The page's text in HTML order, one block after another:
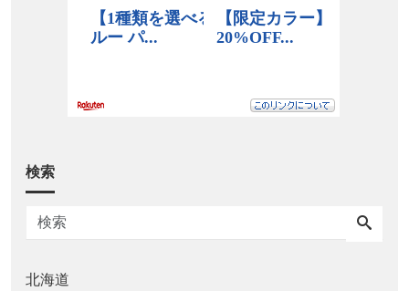
検索
北海道